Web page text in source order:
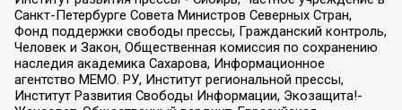
Санкт-Петербурге Совета Министров Северных Стран,
Фонд поддержки свободы прессы, Гражданский контроль,
Человек и Закон, Общественная комиссия по сохранению
наследия академика Сахарова, Информационное
агентство МЕМО. РУ, Институт региональной прессы,
Институт Развития Свободы Информации, Экозащита!-